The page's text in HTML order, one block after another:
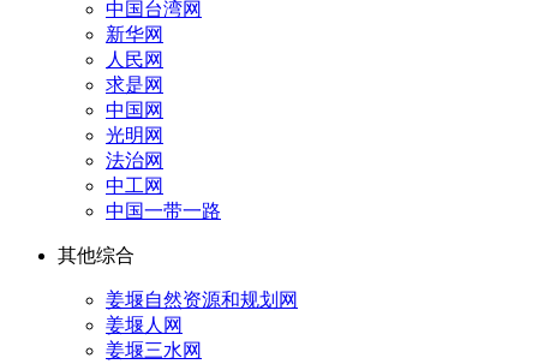
中国台湾网
新华网
人民网
求是网
中国网
光明网
法治网
中工网
中国一带一路
其他综合
姜堰自然资源和规划网
姜堰人网
姜堰三水网